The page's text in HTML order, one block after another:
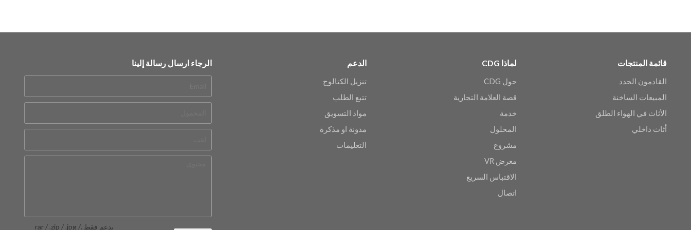
قائمة المنتجات
القادمون الجدد
المبيعات الساخنة
الأثاث في الهواء الطلق
أثاث داخلي
لماذا CDG
حول CDG
قصة العلامة التجارية
خدمة
المحلول
مشروع
معرض VR
الاقتباس السريع
اتصال
الدعم
تنزيل الكتالوج
تتبع الطلب
مواد التسويق
مدونة او مذكرة
التعليمات
الرجاء ارسال رسالة إلينا
يدعم فقط .rar / .zip / .jpg /